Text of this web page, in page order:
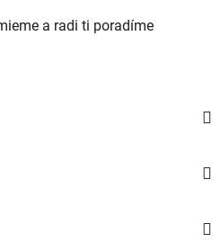
a radi ti poradíme